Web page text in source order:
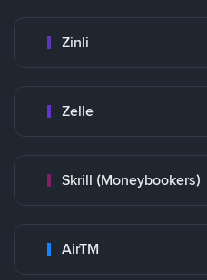
Zinli
Zelle
Skrill (Moneybookers)
AirTM